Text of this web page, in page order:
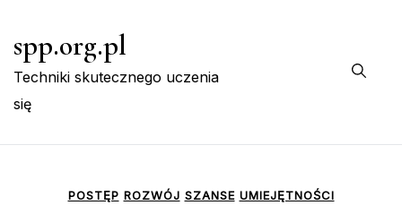
content
spp.org.pl
Techniki skutecznego uczenia
się
POSTĘP ROZWÓJ SZANSE UMIEJĘTNOŚCI